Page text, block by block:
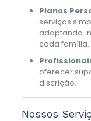
Planos
serviços
adaptando-
cada família.
oferecer
discrição.
Nossos